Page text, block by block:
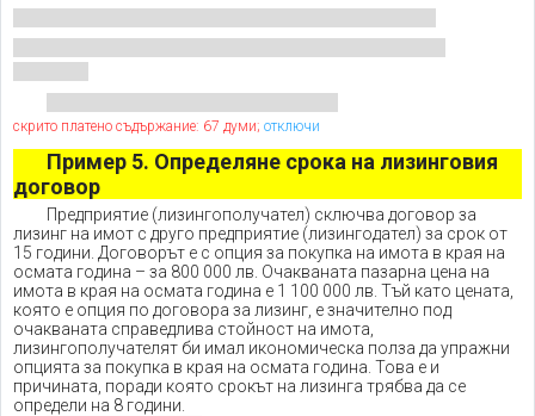
скрито платено съдържание: 67 думи; отключи
Пример 5. Определяне срока на лизинговия
договор
Предприятие (лизингополучател) сключва договор за
лизинг на имот с друго предприятие (лизингодател) за срок от
15 години. Договорът е с опция за покупка на имота в края на
осмата година – за 800 000 лв. Очакваната пазарна цена на
имота в края на осмата година е 1 100 000 лв. Тъй като цената,
която е опция по договора за лизинг, е значително под
очакваната справедлива стойност на имота,
лизингополучателят би имал икономическа полза да упражни
опцията за покупка в края на осмата година. Това е и
причината, поради която срокът на лизинга трябва да се
определи на 8 години.